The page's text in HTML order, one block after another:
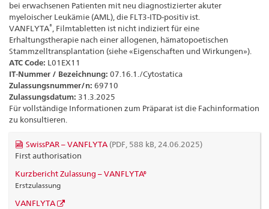
bei erwachsenen Patienten mit neu diagnostizierter akuter
myeloischer Leukämie (AML), die FLT3-ITD-positiv ist.
VANFLYTA® , Filmtabletten ist nicht indiziert für eine
Erhaltungstherapie nach einer allogenen, hämatopoetischen
Stammzelltransplantation (siehe «Eigenschaften und Wirkungen»).
ATC Code: L01EX11
IT-Nummer / Bezeichnung: 07.16.1./Cytostatica
Zulassungsnummer/n: 69710
Zulassungsdatum: 31.3.2025
Für vollständige Informationen zum Präparat ist die Fachinformation
zu konsultieren.
SwissPAR – VANFLYTA (PDF, 588 kB, 24.06.2025)
First authorisation
Kurzbericht Zulassung – VANFLYTA®
Erstzulassung
VANFLYTA